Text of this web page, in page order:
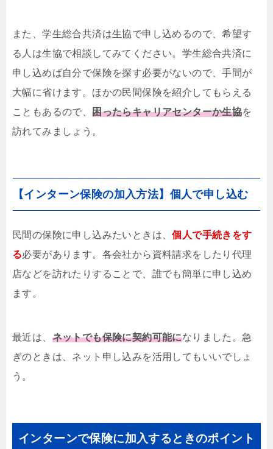
また、学生総合共済は生協で申し込めるので、希望す
る人は生協で相談してみてください。学生総合共済に
申し込めば自分で保険を探す必要がないので、手間が
大幅に省けます。ほかの民間保険を紹介してもらえる
こともあるので、困ったらキャリアセンターか生協を
訪れてみましょう。
【インターン保険の加入方法】個人で申し込む
民間の保険に申し込みたいときは、個人で手続きをす
る必要があります。各会社から資料請求をしたり代理
店などを訪れたりすることで、誰でも簡単に申し込め
ます。
最近は、 ネットでも保険に契約可能になりました。急
ぎのときは、ネット申し込みを活用してもいいでしょ
う。
インターンで保険に加入するときのポイント